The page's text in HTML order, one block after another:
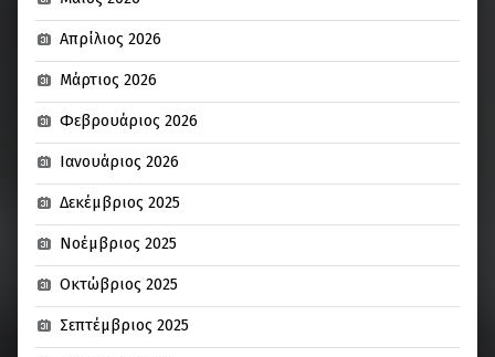
Απρίλιος 2026
Μάρτιος 2026
Φεβρουάριος 2026
Ιανουάριος 2026
Δεκέμβριος 2025
Νοέμβριος 2025
Οκτώβριος 2025
Σεπτέμβριος 2025